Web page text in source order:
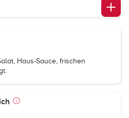
Haus-Sauce, frischen